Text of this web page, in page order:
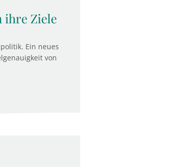
ihre Ziele
Ein neues
von